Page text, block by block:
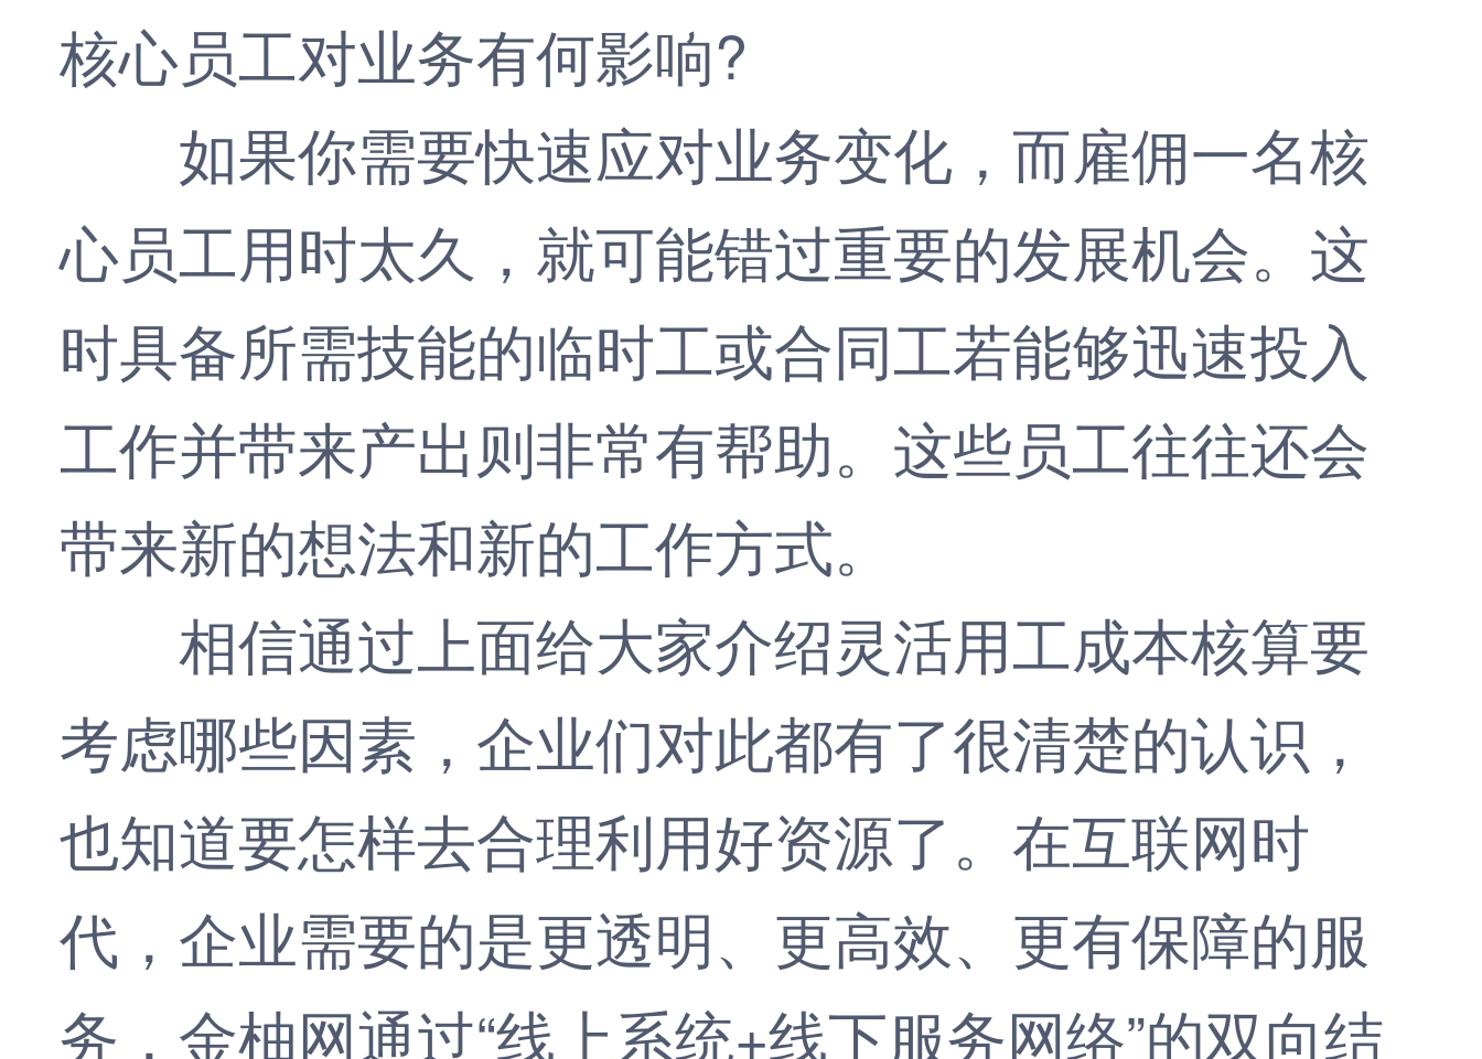
核心员工对业务有何影响?
如果你需要快速应对业务变化，而雇佣一名核
心员工用时太久，就可能错过重要的发展机会。这
时具备所需技能的临时工或合同工若能够迅速投入
工作并带来产出则非常有帮助。这些员工往往还会
带来新的想法和新的工作方式。
相信通过上面给大家介绍灵活用工成本核算要
考虑哪些因素，企业们对此都有了很清楚的认识，
也知道要怎样去合理利用好资源了。在互联网时
代，企业需要的是更透明、更高效、更有保障的服
务， 金柚网通过“线上系统+线下服务网络”的双向结